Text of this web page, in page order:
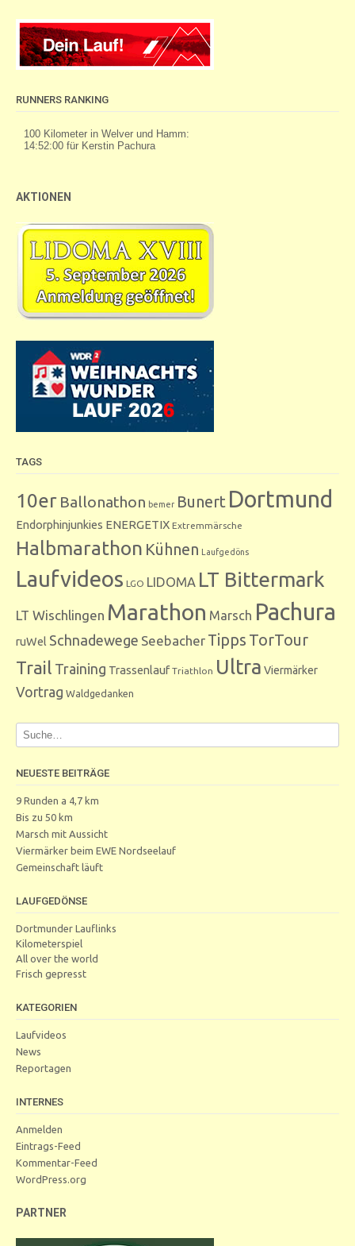
RUNNERS RANKING
AKTIONEN
TAGS
10er Ballonathon bemer Bunert Dortmund
Endorphinjunkies ENERGETIX Extremmärsche
Halbmarathon Kühnen Laufgedöns
Laufvideos LGO LIDOMA LT Bittermark
LT Wischlingen Marathon Marsch Pachura
ruWel Schnadewege Seebacher Tipps TorTour
Trail Training Trassenlauf Triathlon Ultra Viermärker
Vortrag Waldgedanken
NEUESTE BEITRÄGE
9 Runden a 4,7 km
Bis zu 50 km
Marsch mit Aussicht
Viermärker beim EWE Nordseelauf
Gemeinschaft läuft
LAUFGEDÖNSE
Dortmunder Lauflinks
Kilometerspiel
All over the world
Frisch gepresst
KATEGORIEN
Laufvideos
News
Reportagen
INTERNES
Anmelden
Eintrags-Feed
Kommentar-Feed
WordPress.org
PARTNER